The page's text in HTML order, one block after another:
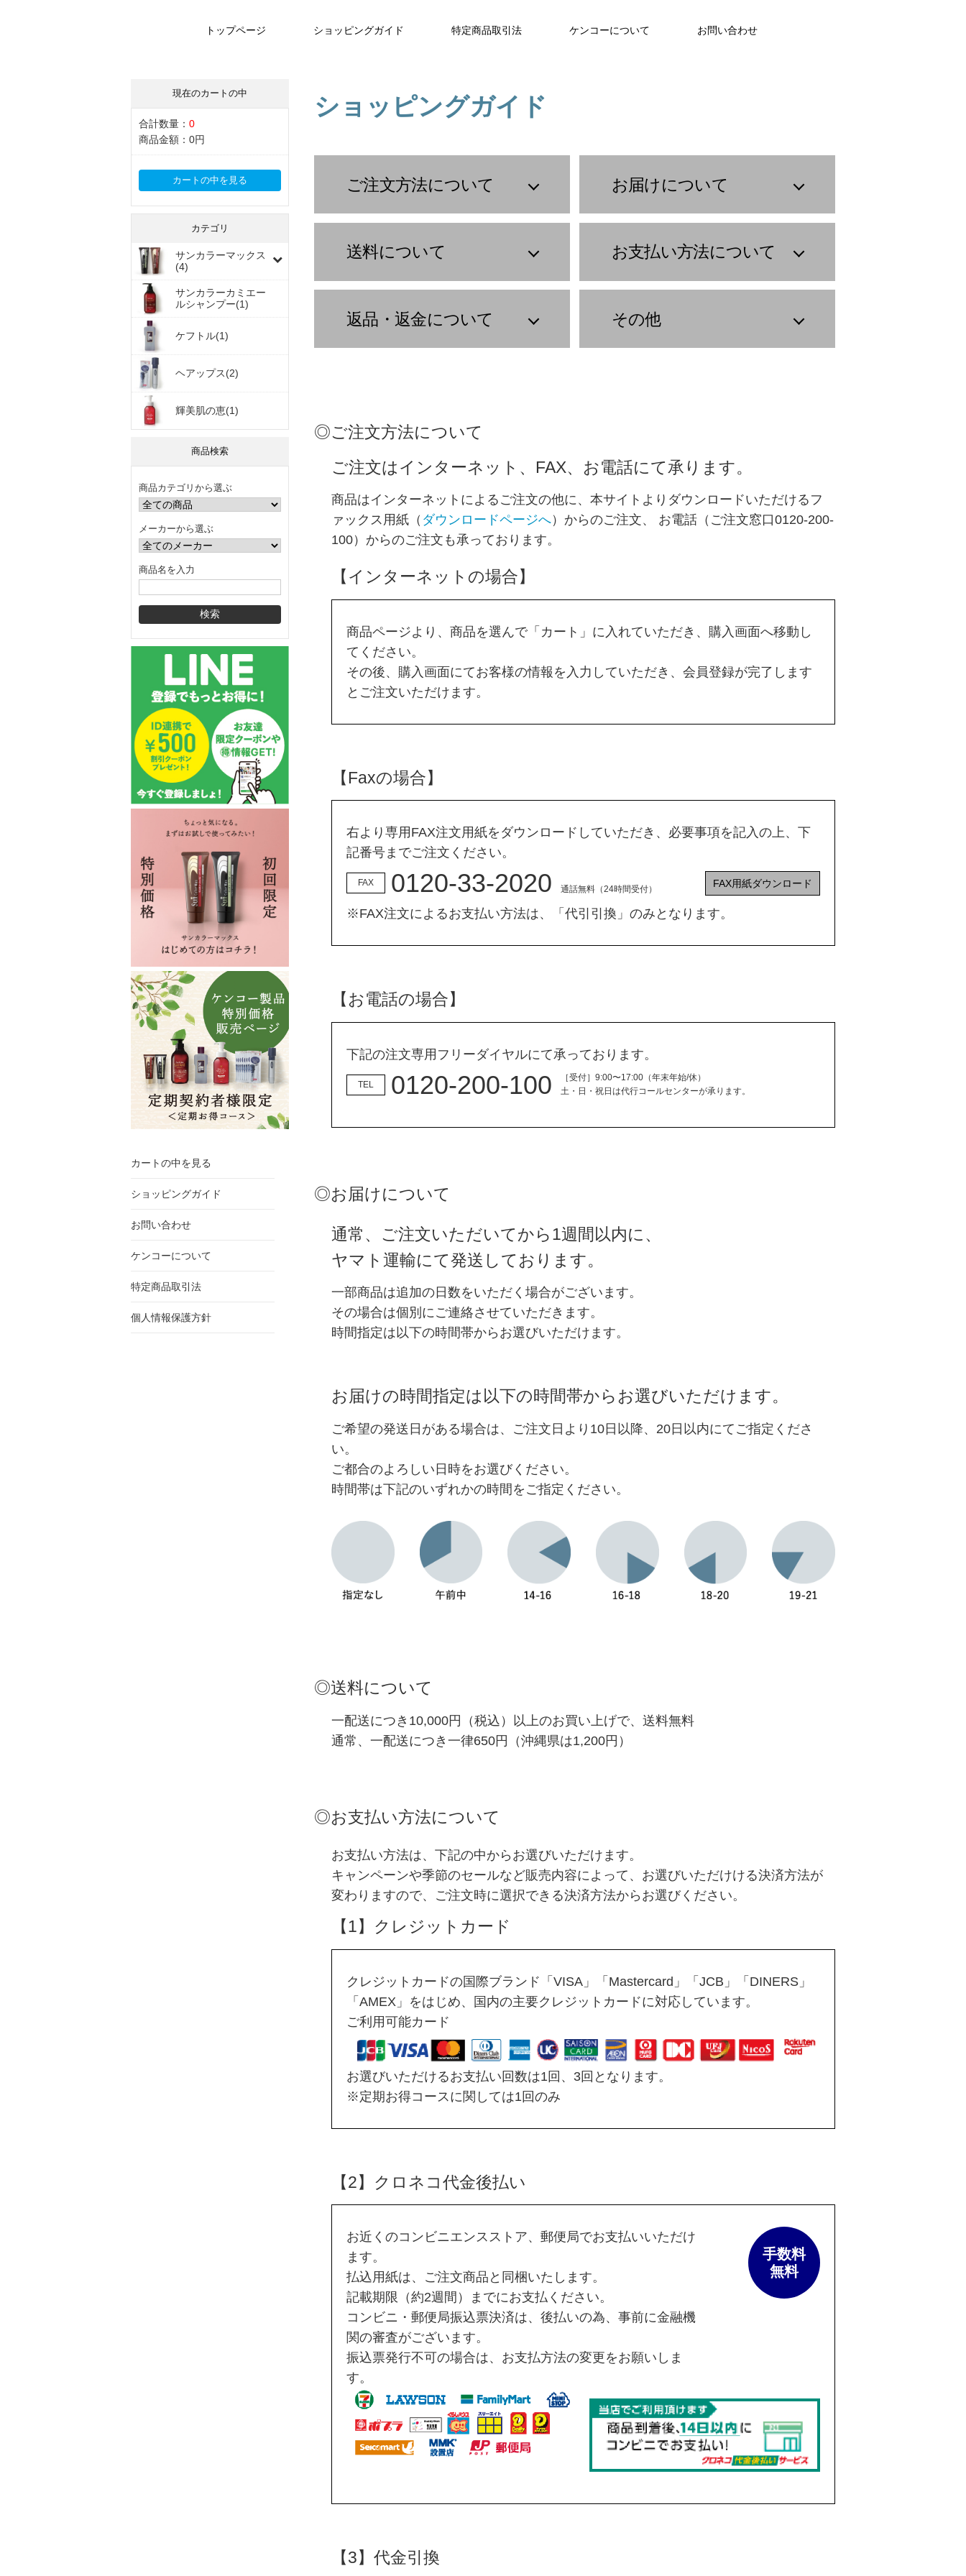
トップページ ショッピングガイド 特定商品取引法 ケンコーについて お問い合わせ
現在のカートの中
合計数量： 0
商品金額： 0円
カートの中を見る
カテゴリ
サンカラーマックス
(4)
サンカラーカミエー
ルシャンプー(1)
ケフトル(1)
ヘアップス(2)
輝美肌の恵(1)
商品検索
商品カテゴリから選ぶ
メーカーから選ぶ
商品名を入力
カートの中を見る
ショッピングガイド
お問い合わせ
ケンコーについて
特定商品取引法
個人情報保護方針
ショッピングガイド
ご注文方法について お届けについて
送料について お支払い方法について
返品・返金について その他
◎ご注文方法について
ご注文はインターネット、FAX、お電話にて承ります。
商品はインターネットによるご注文の他に、本サイトよりダウンロードいただけるフ
ァックス用紙（ ダウンロードページへ）からのご注文、 お電話（ ご注文窓口0120-200-
100）からのご注文も承っております。
【インターネットの場合】
商品ページより、商品を選んで「カート」に入れていただき、購入画面へ移動し
てください。
その後、購入画面にてお客様の情報を入力していただき、会員登録が完了します
とご注文いただけます。
【Faxの場合】
右より専用FAX注文用紙をダウンロードしていただき、必要事項を記入の上、下
記番号までご注文ください。
FAX 0120-33-2020 通話無料（24時間受付）
FAX用紙ダウンロード
※FAX注文によるお支払い方法は、「代引引換」のみとなります。
【お電話の場合】
下記の注文専用フリーダイヤルにて承っております。
TEL 0120-200-100
［受付］9:00〜17:00（年末年始/休）
土・日・祝日は代行コールセンターが承ります。
◎お届けについて
通常、ご注文いただいてから1週間以内に、
ヤマト運輸にて発送しております。
一部商品は追加の日数をいただく場合がございます。
その場合は個別にご連絡させていただきます。
時間指定は以下の時間帯からお選びいただけます。
お届けの時間指定は以下の時間帯からお選びいただけます。
ご希望の発送日がある場合は、ご注文日より10日以降、20日以内にてご指定くださ
い。
ご都合のよろしい日時をお選びください。
時間帯は下記のいずれかの時間をご指定ください。
◎送料について
一配送につき 10,000円（税込）以上のお買い上げで、 送料無料
通常、一配送につき一律650円（沖縄県は1,200円）
◎お支払い方法について
お支払い方法は、下記の中からお選びいただけます。
キャンペーンや季節のセールなど販売内容によって、お選びいただけける決済方法が
変わりますので、ご注文時に選択できる決済方法からお選びください。
【1】クレジットカード
クレジットカードの国際ブランド「VISA」「Mastercard」「JCB」「DINERS」
「AMEX」をはじめ、国内の主要クレジットカードに対応しています。
ご利用可能カード
お選びいただけるお支払い回数は1回、3回となります。
※定期お得コースに関しては1回のみ
【2】クロネコ代金後払い
お近くのコンビニエンスストア、郵便局でお支払いいただけ
ます。
払込用紙は、ご注文商品と同梱いたします。
記載期限（約2週間）までにお支払ください。
コンビニ・郵便局振込票決済は、後払いの為、事前に金融機
関の審査がございます。
振込票発行不可の場合は、お支払方法の変更をお願いしま
す。
【3】代金引換